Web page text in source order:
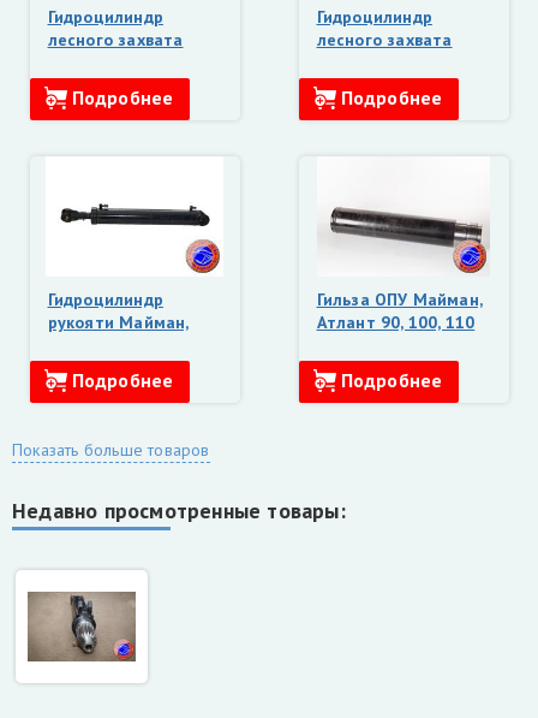
Гидроцилиндр
лесного захвата
(ЛВ-184А.55.800)
Подробнее
Гидроцилиндр
лесного захвата
100, 110 (широкий,
ЛВ-185.61.000)
Подробнее
Гидроцилиндр
рукояти Майман,
(185.40.500 для ЛВ
185-14)
Подробнее
Гильза ОПУ Майман,
Атлант 90, 100, 110
185-14)
Подробнее
Показать больше товаров
Недавно просмотренные товары: